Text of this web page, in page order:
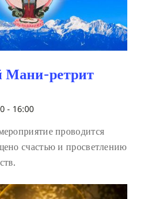
Мани-ретрит
- 16:00
проводится
счастью и просветлению